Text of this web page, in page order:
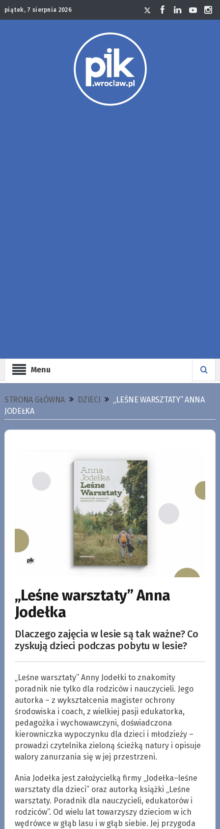
piątek, 7 sierpnia 2026
Menu
STRONA GŁÓWNA DZIECI
„LEŚNE WARSZTATY” ANNA
JODEŁKA
„Leśne warsztaty” Anna
Jodełka
Dlaczego zajęcia w lesie są tak ważne? Co
zyskują dzieci podczas pobytu w lesie?
„Leśne warsztaty” Anny Jodełki to znakomity
poradnik nie tylko dla rodziców i nauczycieli. Jego
autorka – z wykształcenia magister ochrony
środowiska i coach, z wielkiej pasji edukatorka,
pedagożka i wychowawczyni, doświadczona
kierowniczka wypoczynku dla dzieci i młodzieży –
prowadzi czytelnika zieloną ścieżką natury i opisuje
walory zanurzania się w jej przestrzeni.
Ania Jodełka jest założycielką firmy „Jodełka–leśne
warsztaty dla dzieci” oraz autorką książki „Leśne
warsztaty. Poradnik dla nauczycieli, edukatorów i
rodziców”. Od wielu lat towarzyszy dzieciom w ich
wędrówce w głąb lasu i w głąb siebie. Jej przygoda